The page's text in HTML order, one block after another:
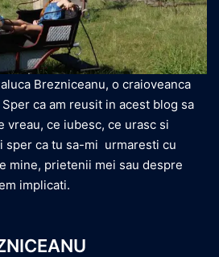
Brezniceanu, o craioveanca
ca am reusit in acest blog sa
vreau, ce iubesc, ce urasc si
sper ca tu sa-mi urmaresti cu
mine, prietenii mei sau despre
implicati.